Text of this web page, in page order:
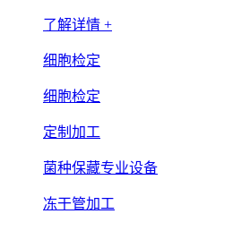
了解详情 +
细胞检定
细胞检定
定制加工
菌种保藏专业设备
冻干管加工